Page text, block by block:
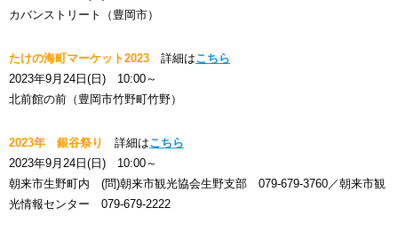
カバンストリート（豊岡市）
たけの海町マーケット2023 詳細はこちら
2023年9月24日(日) 10:00～
北前館の前（豊岡市竹野町竹野）
2023年 銀谷祭り 詳細はこちら
2023年9月24日(日) 10:00～
朝来市生野町内 (問)朝来市観光協会生野支部 079-679-3760／朝来市観
光情報センター 079-679-2222